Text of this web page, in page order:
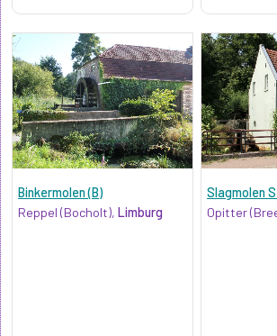
Binkermolen (B)
Reppel (Bocholt), Limburg
Slagmolen
Opitter